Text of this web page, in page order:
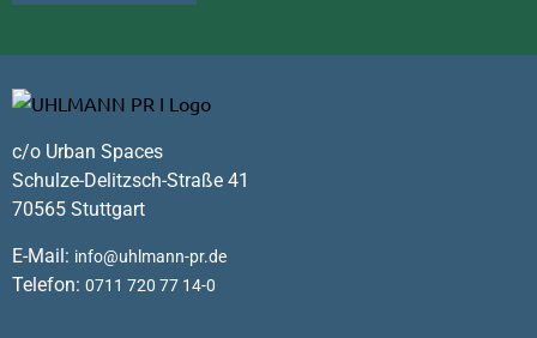
c/o Urban Spaces
Schulze-Delitzsch-Straße 41
70565 Stuttgart
E-Mail: info@uhlmann-pr.de
Telefon:0711 720 77 14-0